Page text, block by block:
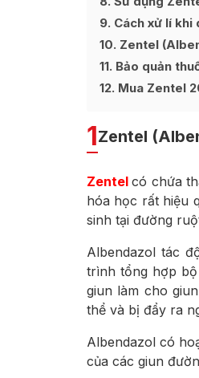
9 Cách xử lí
10 Zentel
11 Bảo quản
12 Mua Zentel
1Zentel
Zentel có chứa
hóa học rất hiệu
sinh tại đường
Albendazol tác
trình tổng hợp
giun làm cho
thể và bị đẩy ra
Albendazol có
của các giun